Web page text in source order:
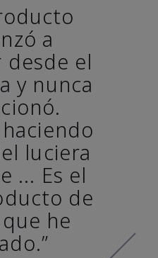
a
el
y nunca
luciera
... Es el
de
he